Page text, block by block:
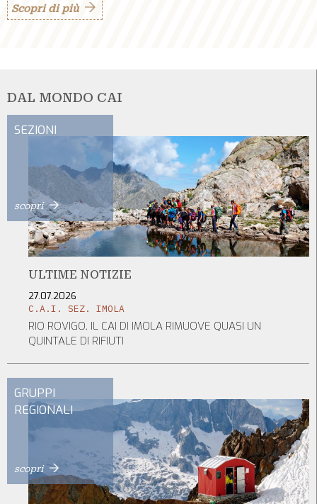
Scopri di più
DAL MONDO CAI
SEZIONI
scopri
ULTIME NOTIZIE
27.07.2026
C.A.I. SEZ. IMOLA
RIO ROVIGO, IL CAI DI IMOLA RIMUOVE QUASI UN
QUINTALE DI RIFIUTI
GRUPPI
REGIONALI
scopri